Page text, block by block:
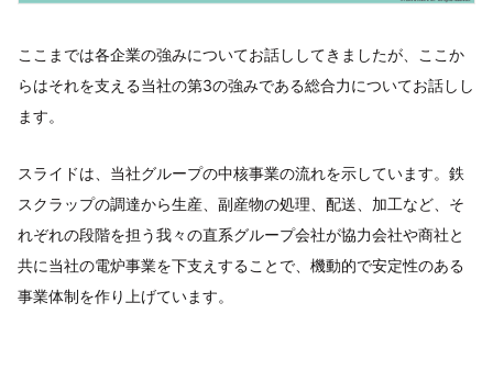
ここまでは各企業の強みについてお話ししてきましたが、ここか
らはそれを支える当社の第3の強みである総合力についてお話しし
ます。
スライドは、当社グループの中核事業の流れを示しています。鉄
スクラップの調達から生産、副産物の処理、配送、加工など、そ
れぞれの段階を担う我々の直系グループ会社が協力会社や商社と
共に当社の電炉事業を下支えすることで、機動的で安定性のある
事業体制を作り上げています。